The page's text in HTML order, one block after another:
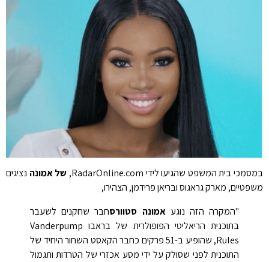
במסמכי בית המשפט שהגיעו לידי RadarOnline.com, של אמונה נציגים
משפטיים, מארק גראגוס ובריאן פרידמן, הצהירו,
"המקרה הזה נוגעאמונה סטוורסחבר שחקנים לשעבר
בתוכנית הריאליטי הפופולרית של בראבו Vanderpump
Rules, שהופיע ב-51 פרקים כחבר הקאסט השחור היחיד של
התוכנית לפני שסולק על ידי מסע אכזרי של הטרדות ותגמול